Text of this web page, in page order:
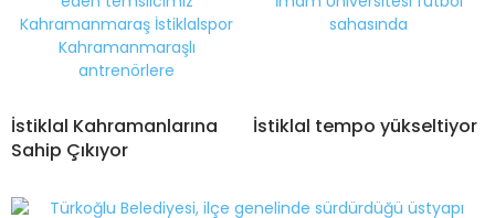
İstiklal Kahramanlarına
Sahip Çıkıyor
İstiklal tempo yükseltiyor